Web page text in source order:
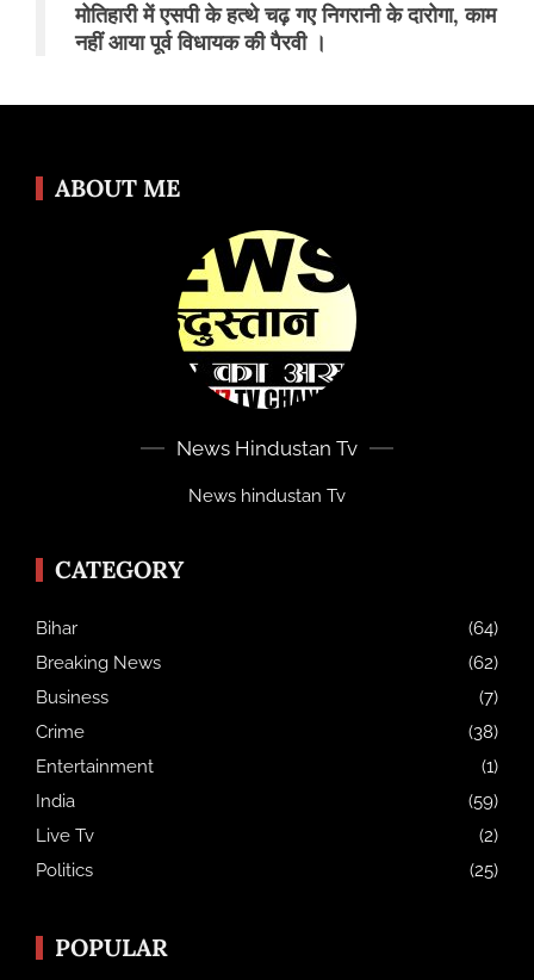
मोतिहारी में एसपी के हत्थे चढ़ गए निगरानी के दारोगा, काम
नहीं आया पूर्व विधायक की पैरवी ।
ABOUT ME
News Hindustan Tv
News hindustan Tv
CATEGORY
Bihar
(64)
Breaking News
(62)
Business
(7)
Crime
(38)
Entertainment
(1)
India
(59)
Live Tv
(2)
Politics
(25)
POPULAR